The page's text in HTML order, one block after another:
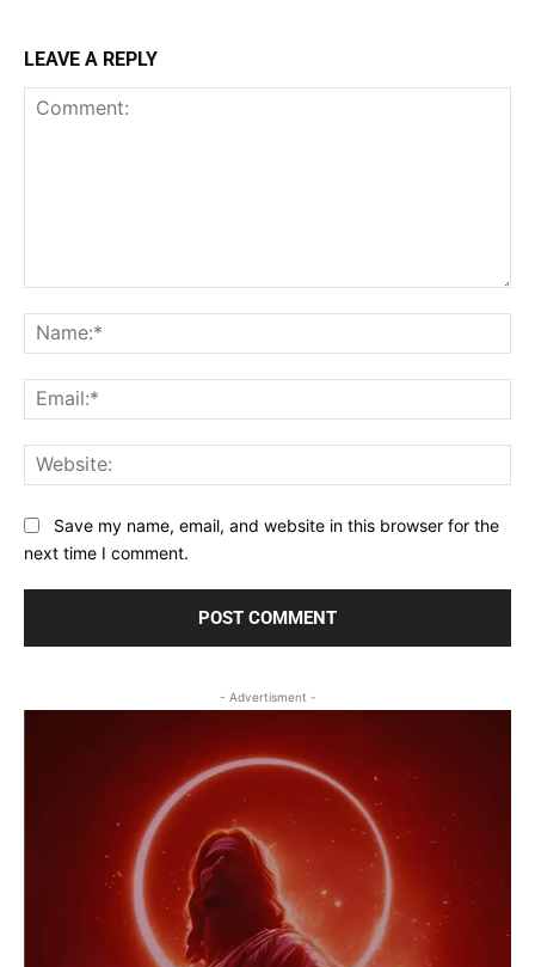
LEAVE A REPLY
Save my name, email, and website in this browser for the
next time I comment.
- Advertisment -